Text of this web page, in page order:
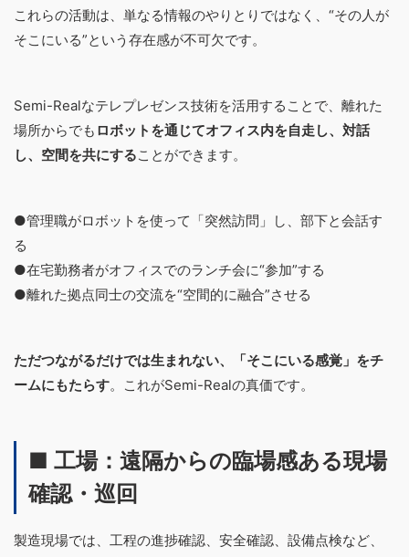
これらの活動は、単なる情報のやりとりではなく、“その人が
そこにいる”という存在感が不可欠です。
Semi-Realなテレプレゼンス技術を活用することで、離れた
場所からでも ロボットを通じてオフィス内を自走し、対話
し、空間を共にすることができます。
●管理職がロボットを使って「突然訪問」し、部下と会話す
る
●在宅勤務者がオフィスでのランチ会に“参加”する
●離れた拠点同士の交流を“空間的に融合”させる
ただつながるだけでは生まれない、「そこにいる感覚」をチ
ームにもたらす。これがSemi-Realの真価です。
■ 工場：遠隔からの臨場感ある現場
確認・巡回
製造現場では、工程の進捗確認、安全確認、設備点検など、